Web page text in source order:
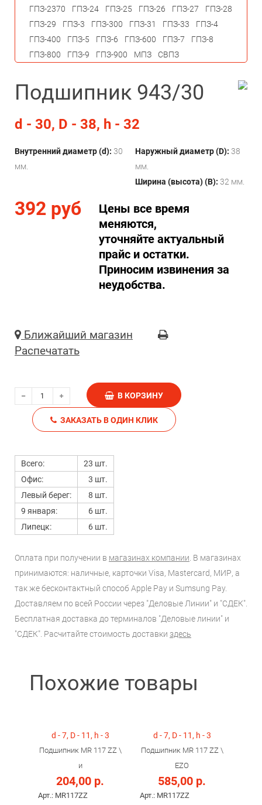
Подшипник 943/30
d - 30, D - 38, h - 32
Внутренний диаметр (d): 30
мм.
Наружный диаметр (D): 38
мм.
Ширина (высота) (B): 32 мм.
392 руб
Цены все время
меняются,
уточняйте актуальный
прайс и остатки.
Приносим извинения за
неудобства.
Ближайший магазин
Распечатать
В КОРЗИНУ
ЗАКАЗАТЬ В ОДИН КЛИК
Всего:
23 шт.
Офис:
3 шт.
Левый берег:
8 шт.
9 января:
6 шт.
Липецк:
6 шт.
Оплата при получении в магазинах компании . В магазинах
принимаются: наличные, карточки Visa, Mastercard, МИР, а
так же бесконтактный способ Apple Pay и Sumsung Pay.
Доставляем по всей России через "Деловые Линии" и "СДЕК".
Бесплатная доставка до терминалов "Деловые линии" и
"СДЕК". Расчитайте стоимость доставки здесь
Похожие товары
d - 7, D - 11, h - 3
Подшипник MR 117 ZZ \
и
204,00 р.
Арт.: MR117ZZ
d - 7, D - 11, h - 3
Подшипник MR 117 ZZ \
EZO
585,00 р.
Арт.: MR117ZZ
ГПЗ-2370
ГПЗ-24 ГПЗ-25 ГПЗ-26 ГПЗ-27
ГПЗ-28
ГПЗ-29
ГПЗ-3 ГПЗ-300 ГПЗ-31 ГПЗ-33
ГПЗ-4
ГПЗ-400
ГПЗ-5 ГПЗ-6 ГПЗ-600 ГПЗ-7
ГПЗ-8
ГПЗ-800
ГПЗ-9 ГПЗ-900 МПЗ СВПЗ